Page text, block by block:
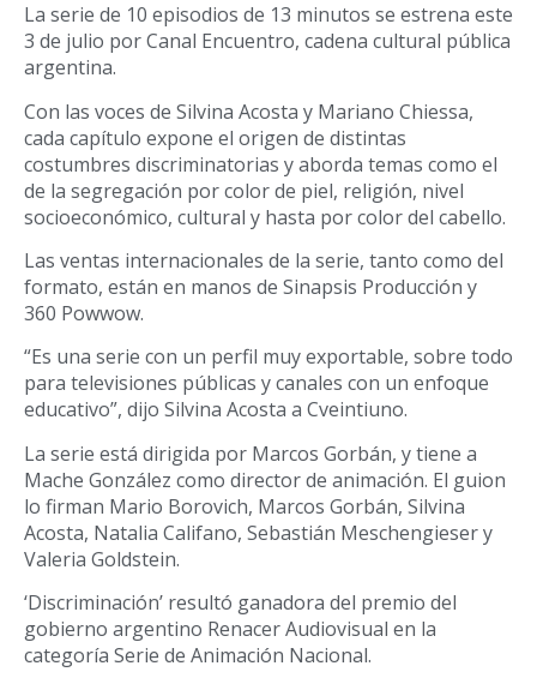
La serie de 10 episodios de 13 minutos se estrena este
3 de julio por Canal Encuentro, cadena cultural pública
argentina.
Con las voces de Silvina Acosta y Mariano Chiessa,
cada capítulo expone el origen de distintas
costumbres discriminatorias y aborda temas como el
de la segregación por color de piel, religión, nivel
socioeconómico, cultural y hasta por color del cabello.
Las ventas internacionales de la serie, tanto como del
formato, están en manos de Sinapsis Producción y
360 Powwow.
“Es una serie con un perfil muy exportable, sobre todo
para televisiones públicas y canales con un enfoque
educativo”, dijo Silvina Acosta a Cveintiuno.
La serie está dirigida por Marcos Gorbán, y tiene a
Mache González como director de animación. El guion
lo firman Mario Borovich, Marcos Gorbán, Silvina
Acosta, Natalia Califano, Sebastián Meschengieser y
Valeria Goldstein.
‘Discriminación’ resultó ganadora del premio del
gobierno argentino Renacer Audiovisual en la
categoría Serie de Animación Nacional.